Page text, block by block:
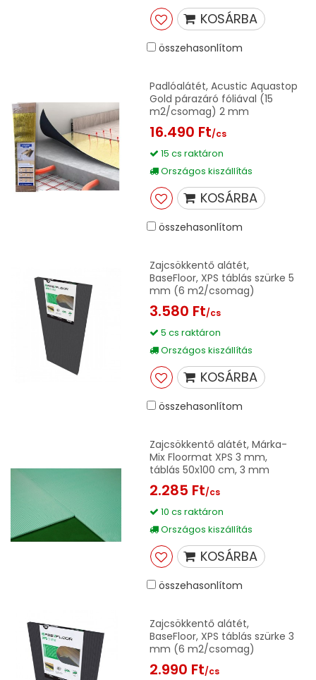
KOSÁRBA
összehasonlítom
Padlóalátét, Acustic Aquastop
Gold párazáró fóliával (15
m2/csomag) 2 mm
16.490 Ft/cs
15 cs raktáron
Országos kiszállítás
KOSÁRBA
összehasonlítom
Zajcsökkentő alátét,
BaseFloor, XPS táblás szürke 5
mm (6 m2/csomag)
3.580 Ft/cs
5 cs raktáron
Országos kiszállítás
KOSÁRBA
összehasonlítom
Zajcsökkentő alátét, Márka-
Mix Floormat XPS 3 mm,
táblás 50x100 cm, 3 mm
2.285 Ft/cs
10 cs raktáron
Országos kiszállítás
KOSÁRBA
összehasonlítom
Zajcsökkentő alátét,
BaseFloor, XPS táblás szürke 3
mm (6 m2/csomag)
2.990 Ft/cs